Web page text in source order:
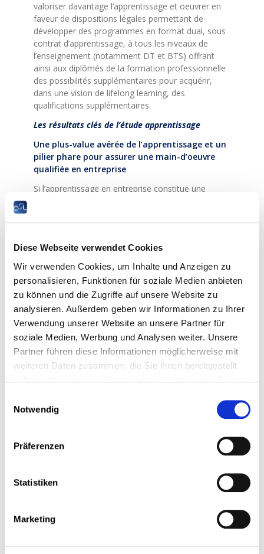
Diese Webseite verwendet Cookies
Wir verwenden Cookies, um Inhalte und Anzeigen zu
personalisieren, Funktionen für soziale Medien anbieten
zu können und die Zugriffe auf unsere Website zu
analysieren. Außerdem geben wir Informationen zu Ihrer
Verwendung unserer Website an unsere Partner für
soziale Medien, Werbung und Analysen weiter. Unsere
Partner führen diese Informationen möglicherweise mit
weiteren Daten zusammen, die Sie ihnen bereitgestellt
Notwendig
Präferenzen
Statistiken
Marketing
valoriser davantage l’apprentissage et oeuvrer en
faveur de dispositions légales permettant de
développer des programmes en format dual, sous
contrat d’apprentissage, à tous les niveaux de
l’enseignement (notamment DT et BTS) offrant
ainsi aux diplômés de la formation professionnelle
des possibilités supplémentaires pour acquérir,
dans une vision de lifelong learning, des
qualifications supplémentaires.
Les résultats clés de l’étude apprentissage
Une plus-value avérée de l’apprentissage et un
pilier phare pour assurer une main-d’oeuvre
qualifiée en entreprise
Si l’apprentissage en entreprise constitue une
comme un facteur clé pour la réussite de la
que pour 56% des entreprises, les apprentis sont
trop jeunes et manquent de maturité quand ils
doivent se décider pour un apprentissage. , alors
que seulement 35% des apprentis sont de ce
même avis.
Les entreprises formatrices ont affirmé leur
intention de former des apprentis pour assurer la
continuité d’une main-d’oeuvre qualifiée, mais aussi
pour donner une opportunité d’apprentissage aux
jeunes. 40% des entreprises formatrices indiquent
d’épanouissement professionnel
apprentis (55%) indiquent des motifs en lien avec le
plaisir d’effectuer des tâches manuelles, leur intérêt
perspectives professionnelles.
76% des apprentis affirment vouloir continuer à
travailler dans le métier dans lequel ils se forment